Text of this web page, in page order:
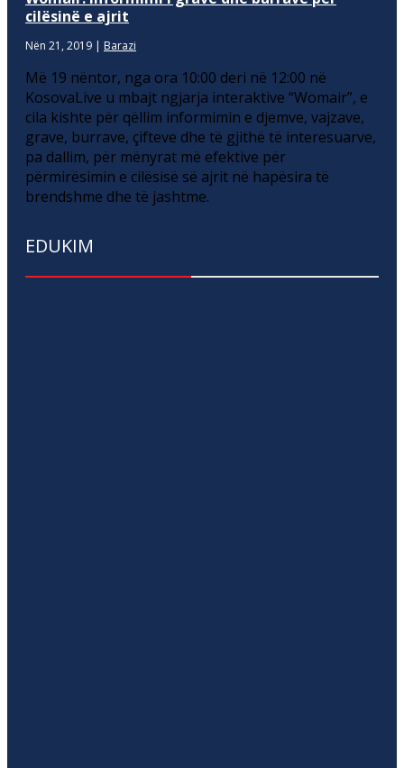
cilësinë e ajrit
Nën 21, 2019 | Barazi
Më 19 nëntor, nga ora 10:00 deri në 12:00 në
KosovaLive u mbajt ngjarja interaktive “Womair”, e
cila kishte për qëllim informimin e djemve, vajzave,
grave, burrave, çifteve dhe të gjithë të interesuarve,
pa dallim, për mënyrat më efektive për
përmirësimin e cilësisë së ajrit në hapësira të
brendshme dhe të jashtme.
EDUKIM